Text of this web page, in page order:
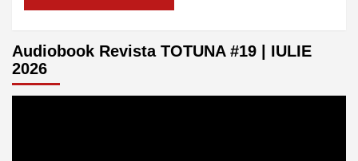
Audiobook Revista TOTUNA #19 | IULIE
2026